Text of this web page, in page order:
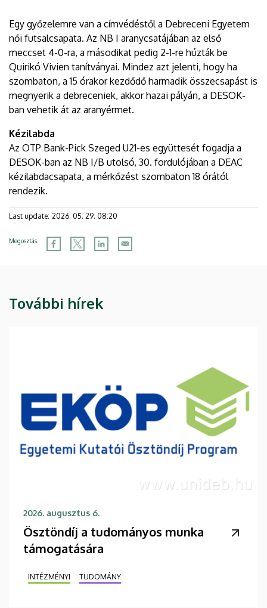
Egy győzelemre van a címvédéstől a Debreceni Egyetem
női futsalcsapata. Az NB I aranycsatájában az első
meccset 4-0-ra, a másodikat pedig 2-1-re húzták be
Quirikó Vivien tanítványai. Mindez azt jelenti, hogy ha
szombaton, a 15 órakor kezdődő harmadik összecsapást is
megnyerik a debreceniek, akkor hazai pályán, a DESOK-
ban vehetik át az aranyérmet.
Kézilabda
Az OTP Bank-Pick Szeged U21-es együttesét fogadja a
DESOK-ban az NB I/B utolsó, 30. fordulójában a DEAC
kézilabdacsapata, a mérkőzést szombaton 18 órától
rendezik.
Last update: 2026. 05. 29. 08:20
Megosztás
További hírek
2026. augusztus 6.
Ösztöndíj a tudományos munka
támogatására
INTÉZMÉNYI TUDOMÁNY